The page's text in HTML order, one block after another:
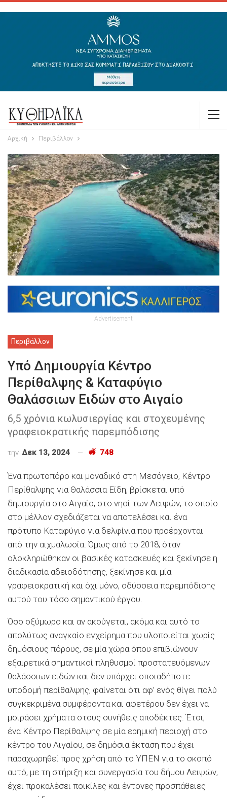
Αρχική Περιβάλλον
Advertisement
Περιβάλλον
Υπό Δημιουργία Κέντρο
Περίθαλψης & Καταφύγιο
Θαλάσσιων Ειδών στο Αιγαίο
6,5 χρόνια κωλυσιεργίας και στοχευμένης
γραφειοκρατικής παρεμπόδισης
την Δεκ 13, 2024 748
Ένα πρωτοπόρο και μοναδικό στη Μεσόγειο, Κέντρο
Περίθαλψης για Θαλάσσια Είδη, βρίσκεται υπό
δημιουργία στο Αιγαίο, στο νησί των Λειψών, το οποίο
στο μέλλον σχεδιάζεται να αποτελέσει και ένα
πρότυπο Καταφύγιο για δελφίνια που προέρχονται
από την αιχμαλωσία. Όμως από το 2018, όταν
ολοκληρώθηκαν οι βασικές κατασκευές και ξεκίνησε η
διαδικασία αδειοδότησης, ξεκίνησε και μία
γραφειοκρατική και όχι μόνο, οδύσσεια παρεμπόδισης
αυτού του τόσο σημαντικού έργου.
Όσο οξύμωρο και αν ακούγεται, ακόμα και αυτό το
απολύτως αναγκαίο εγχείρημα που υλοποιείται χωρίς
δημόσιους πόρους, σε μία χώρα όπου επιβιώνουν
εξαιρετικά σημαντικοί πληθυσμοί προστατευόμενων
θαλάσσιων ειδών και δεν υπάρχει οποιαδήποτε
υποδομή περίθαλψης, φαίνεται ότι αφ’ ενός θίγει πολύ
συγκεκριμένα συμφέροντα και αφετέρου δεν έχει να
μοιράσει χρήματα στους συνήθεις αποδέκτες. Έτσι,
ένα Κέντρο Περίθαλψης σε μία ερημική περιοχή στο
κέντρο του Αιγαίου, σε δημόσια έκταση που έχει
παραχωρηθεί προς χρήση από το ΥΠΕΝ για το σκοπό
αυτό, με τη στήριξη και συνεργασία του δήμου Λειψών,
έχει προκαλέσει ποικίλες και έντονες προσπάθειες